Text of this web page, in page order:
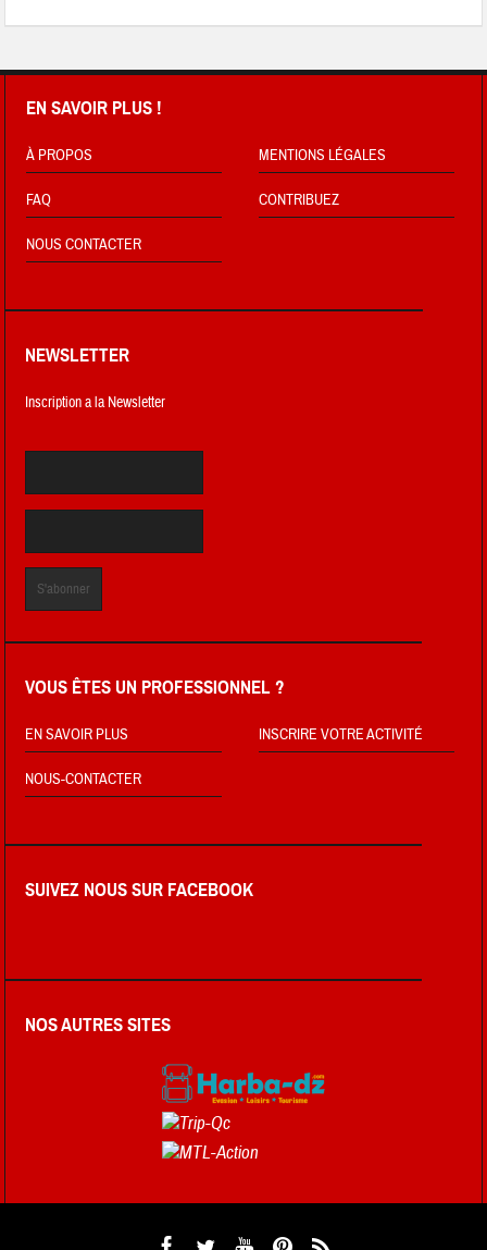
EN SAVOIR PLUS !
À PROPOS MENTIONS LÉGALES
FAQ CONTRIBUEZ
NOUS CONTACTER
NEWSLETTER
Inscription a la Newsletter
VOUS ÊTES UN PROFESSIONNEL ?
EN SAVOIR PLUS INSCRIRE VOTRE ACTIVITÉ
NOUS-CONTACTER
SUIVEZ NOUS SUR FACEBOOK
NOS AUTRES SITES